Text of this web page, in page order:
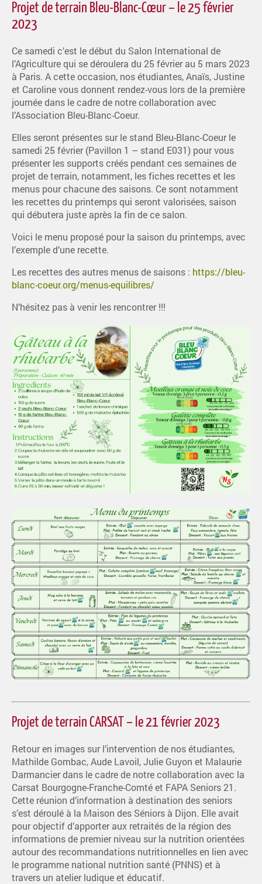
Projet de terrain Bleu-Blanc-Cœur – le 25 février
2023
Ce samedi c’est le début du Salon International de
l’Agriculture qui se déroulera du 25 février au 5 mars 2023
à Paris. A cette occasion, nos étudiantes, Anaïs, Justine
et Caroline vous donnent rendez-vous lors de la première
journée dans le cadre de notre collaboration avec
l’Association Bleu-Blanc-Coeur.
Elles seront présentes sur le stand Bleu-Blanc-Coeur le
samedi 25 février (Pavillon 1 – stand E031) pour vous
présenter les supports créés pendant ces semaines de
projet de terrain, notamment, les fiches recettes et les
menus pour chacune des saisons. Ce sont notamment
les recettes du printemps qui seront valorisées, saison
qui débutera juste après la fin de ce salon.
Voici le menu proposé pour la saison du printemps, avec
l’exemple d’une recette.
Les recettes des autres menus de saisons : https://bleu-
blanc-coeur.org/menus-equilibres/
N’hésitez pas à venir les rencontrer !!!
Projet de terrain CARSAT – le 21 février 2023
Retour en images sur l’intervention de nos étudiantes,
Mathilde Gombac, Aude Lavoil, Julie Guyon et Malaurie
Darmancier dans le cadre de notre collaboration avec la
Carsat Bourgogne-Franche-Comté et FAPA Seniors 21.
Cette réunion d’information à destination des seniors
s’est déroulé à la Maison des Séniors à Dijon. Elle avait
pour objectif d’apporter aux retraités de la région des
informations de premier niveau sur la nutrition orientées
autour des recommandations nutritionnelles en lien avec
le programme national nutrition santé (PNNS) et à
travers un atelier ludique et éducatif.